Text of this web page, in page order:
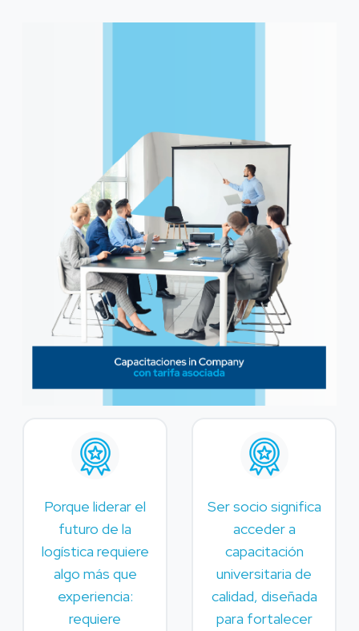
Porque liderar el
futuro de la
logística requiere
algo más que
experiencia:
requiere
Ser socio significa
acceder a
capacitación
universitaria de
calidad, diseñada
para fortalecer